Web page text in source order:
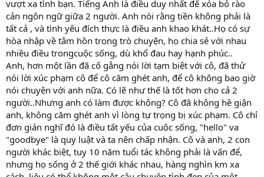
vượt xa tình bạn. Tiếng Anh là điều duy nhất để xóa bỏ rào
cản ngôn ngữ giữa 2 người. Anh nói rằng tiền không phải là
tất cả , và tình yêu đích thực là điều anh khao khát..Họ có sự
hòa nhập về tâm hồn trong trò chuyện, họ chia sẻ với nhau
nhiều điều trongcuộc sống, dù khổ đau hay hạnh phúc..
Anh, hơn một lần đã cố gẳng nói lời tạm biệt với cô, đã thử
nói lời xúc phạm cô để cô căm ghét anh, để cô không bao giờ
nói chuyện với anh nữa. Có lẽ như thế là tốt hơn cho cả 2
người..Nhưng anh có làm được không? Cô đã không hề giận
anh, không căm ghét anh vì lòng tự trọng bị xúc phạm. Cô chỉ
đơn giản nghĩ đó là điều tất yếu của cuộc sống, "hello" va
"goodbye" là quy luật và ta nên chấp nhận. Cô và anh, 2 con
người khác biệt, tuy 10 năm tuổi tác không phải là vấn để,
nhưng họ sống ở 2 thế giới khác nhau, hàng nghìn km xa